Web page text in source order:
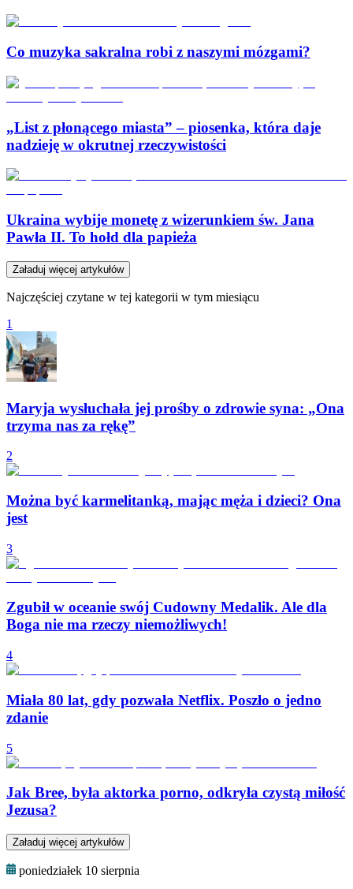
Co muzyka sakralna robi z naszymi mózgami?
„List z płonącego miasta” – piosenka, która daje
nadzieję w okrutnej rzeczywistości
Ukraina wybije monetę z wizerunkiem św. Jana
Pawła II. To hołd dla papieża
Załaduj więcej artykułów
Najczęściej czytane w tej kategorii w tym miesiącu
1
Maryja wysłuchała jej prośby o zdrowie syna: „Ona
trzyma nas za rękę”
2
Można być karmelitanką, mając męża i dzieci? Ona
jest
3
Zgubił w oceanie swój Cudowny Medalik. Ale dla
Boga nie ma rzeczy niemożliwych!
4
Miała 80 lat, gdy pozwała Netflix. Poszło o jedno
zdanie
5
Jak Bree, była aktorka porno, odkryła czystą miłość
​​Jezusa?
Załaduj więcej artykułów
poniedziałek 10 sierpnia